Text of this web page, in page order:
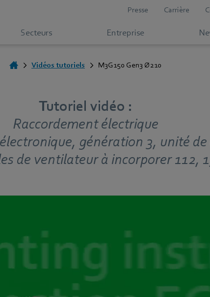
Presse Carrière
Secteurs Entreprise
Vidéos tutoriels M3G150 Gen3 Ø210
Tutoriel vidéo :
Raccordement électrique
génération 3, unité
de ventilateur à incorporer 112,